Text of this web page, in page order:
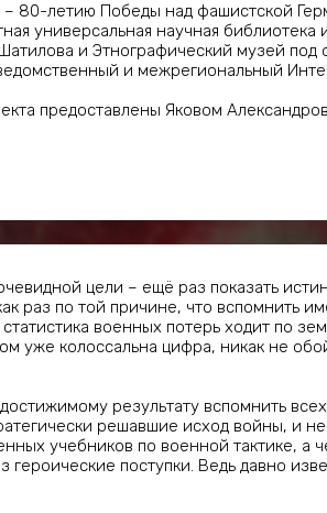
– 80-летию Победы над фашистской
универсальная научная
и Этнографический музей
и межрегиональный
предоставлены Яковом
цели – ещё раз показать
раз по той причине, что вспомнить
военных потерь ходит по
уже колоссальна цифра, никак не
результату вспомнить
решавшие исход войны, и
учебников по военной тактике, а
поступки. Ведь давно